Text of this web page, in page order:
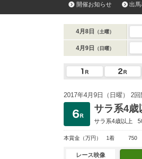
開催お知らせ 出
4月8日 （土曜）
4月9日 （日曜）
2017年4月9日（日曜） 2回
サラ系4歳
サラ系4歳以上
本賞金 （万円） 1着 750
レース映像